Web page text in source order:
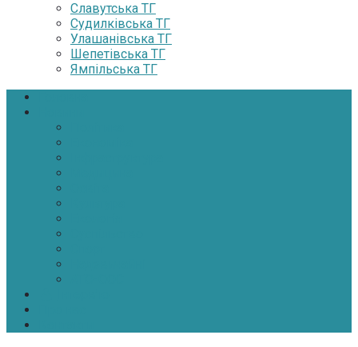
Славутська ТГ
Судилківська ТГ
Улашанівська ТГ
Шепетівська ТГ
Ямпільська ТГ